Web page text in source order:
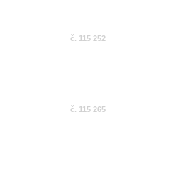
č. 115 252
č. 115 265